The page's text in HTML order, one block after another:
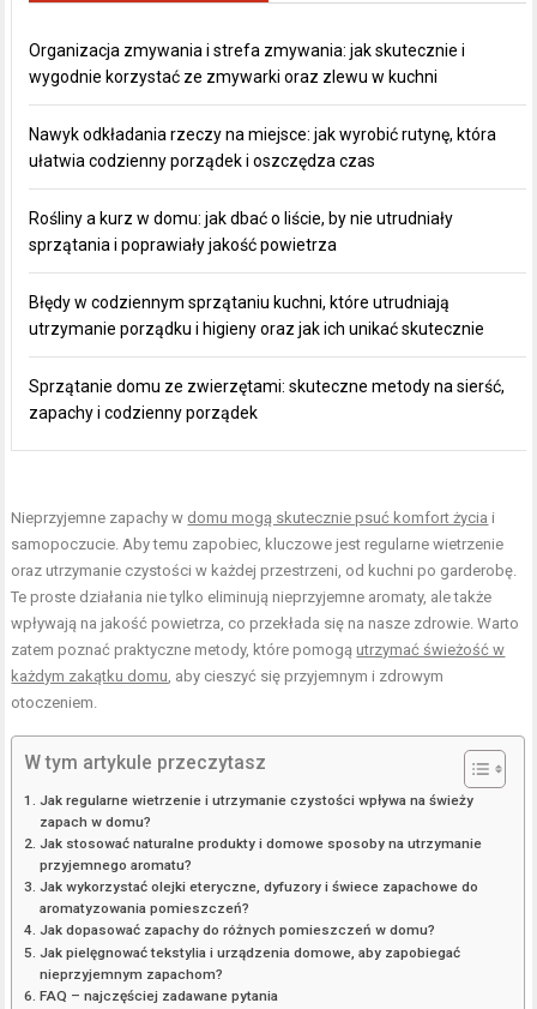
Organizacja zmywania i strefa zmywania: jak skutecznie i
wygodnie korzystać ze zmywarki oraz zlewu w kuchni
Nawyk odkładania rzeczy na miejsce: jak wyrobić rutynę, która
ułatwia codzienny porządek i oszczędza czas
Rośliny a kurz w domu: jak dbać o liście, by nie utrudniały
sprzątania i poprawiały jakość powietrza
Błędy w codziennym sprzątaniu kuchni, które utrudniają
utrzymanie porządku i higieny oraz jak ich unikać skutecznie
Sprzątanie domu ze zwierzętami: skuteczne metody na sierść,
zapachy i codzienny porządek
Nieprzyjemne zapachy w domu mogą skutecznie psuć komfort życia i
samopoczucie. Aby temu zapobiec, kluczowe jest regularne wietrzenie
oraz utrzymanie czystości w każdej przestrzeni, od kuchni po garderobę.
Te proste działania nie tylko eliminują nieprzyjemne aromaty, ale także
wpływają na jakość powietrza, co przekłada się na nasze zdrowie. Warto
zatem poznać praktyczne metody, które pomogą utrzymać świeżość w
każdym zakątku domu , aby cieszyć się przyjemnym i zdrowym
otoczeniem.
W tym artykule przeczytasz
Jak regularne wietrzenie i utrzymanie czystości wpływa na świeży
zapach w domu?
Jak stosować naturalne produkty i domowe sposoby na utrzymanie
przyjemnego aromatu?
Jak wykorzystać olejki eteryczne, dyfuzory i świece zapachowe do
aromatyzowania pomieszczeń?
Jak dopasować zapachy do różnych pomieszczeń w domu?
Jak pielęgnować tekstylia i urządzenia domowe, aby zapobiegać
nieprzyjemnym zapachom?
FAQ – najczęściej zadawane pytania